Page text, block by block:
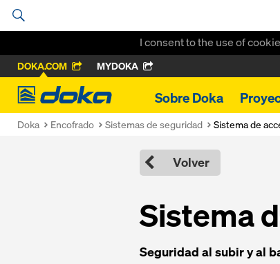
I consent to the use of
DOKA.COM MYDOKA
Doka
Sobre Doka
Doka Encofrado Sistemas de seguridad Sistema de
Volver
Sistema
Seguridad al subir y al